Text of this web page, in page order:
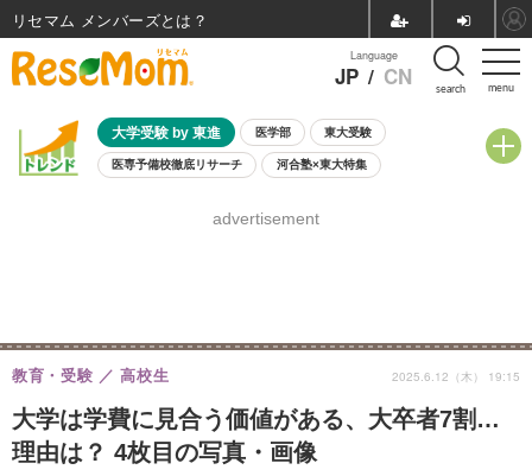
menu
Language
JP / CN search
大学受験 by 東進 医学部 東大受験
医専予備校徹底リサーチ 河合塾×東大特集
8月開催学校説明会・相談会
advertisement
大学は学費に見合う価値がある、大卒者7割…
理由は？ 4枚目の写真・画像
教育・受験 高校生 2025.6.12（木） 19:15
リセマム メンバーズ